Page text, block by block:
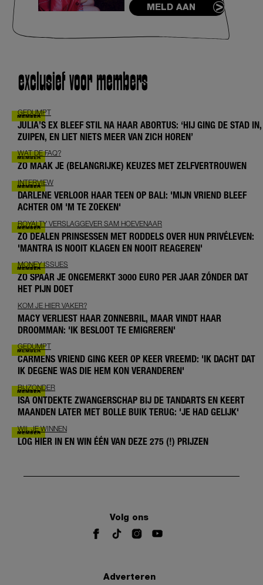
MELD AAN
exclusief voor members
GEDUMPT
JULIA’S EX BLEEF STIL NA HAAR ABORTUS: ‘HIJ GING DE STAD IN,
ZUIPEN, EN LIET NIETS MEER VAN ZICH HOREN’
WAT DE FAQ?
ZO MAAK JE (BELANGRIJKE) KEUZES MET ZELFVERTROUWEN
INTERVIEW
DARLENE VERLOOR HAAR TEEN OP BALI: 'MIJN VRIEND BLEEF
ACHTER OM 'M TE ZOEKEN'
ROYALTY VERSLAGGEVER SAM HOEVENAAR
ZO DEALEN PRINSESSEN MET RODDELS OVER HUN PRIVÉLEVEN:
'MANTRA IS NOOIT KLAGEN EN NOOIT REAGEREN'
MONEY ISSUES
ZO SPAAR JE ONGEMERKT 3000 EURO PER JAAR ZÓNDER DAT
HET PIJN DOET
KOM JE HIER VAKER?
MACY VERLIEST HAAR ZONNEBRIL, MAAR VINDT HAAR
DROOMMAN: 'IK BESLOOT TE EMIGREREN'
GEDUMPT
CARMENS VRIEND GING KEER OP KEER VREEMD: 'IK DACHT DAT
IK DEGENE WAS DIE HEM KON VERANDEREN'
BIJZONDER
ISA ONTDEKTE ZWANGERSCHAP BIJ DE TANDARTS EN KEERT
MAANDEN LATER MET BOLLE BUIK TERUG: 'JE HAD GELIJK'
WIL JE WINNEN
LOG HIER IN EN WIN ÉÉN VAN DEZE 275 (!) PRIJZEN
Volg ons
Adverteren